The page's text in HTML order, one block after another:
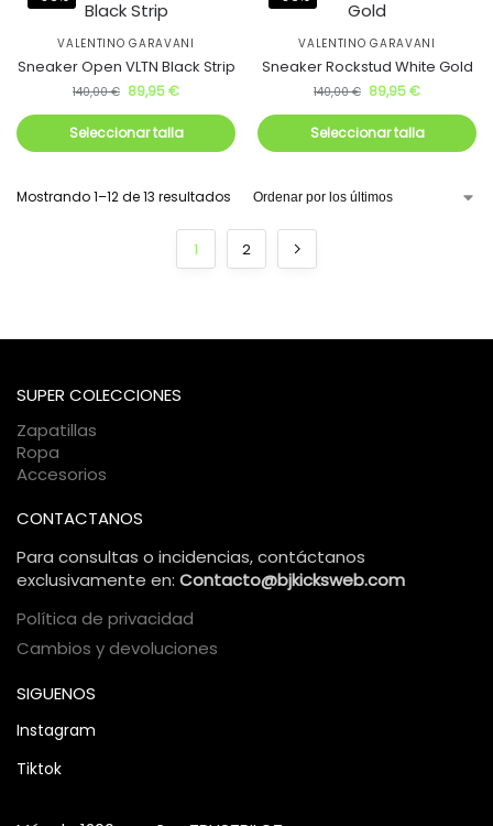
VALENTINO GARAVANI
Sneaker Open VLTN Black Strip
140,00€ 89,95€
Seleccionar talla
VALENTINO GARAVANI
Sneaker Rockstud White Gold
140,00€ 89,95€
Seleccionar talla
Mostrando 1–12 de 13 resultados
1 2
SUPER COLECCIONES
Zapatillas
Ropa
Accesorios
CONTACTANOS
Para consultas o incidencias, contáctanos
exclusivamente en: Contacto@bjkicksweb.com
Política de privacidad
Cambios y devoluciones
SIGUENOS
Instagram
Tiktok